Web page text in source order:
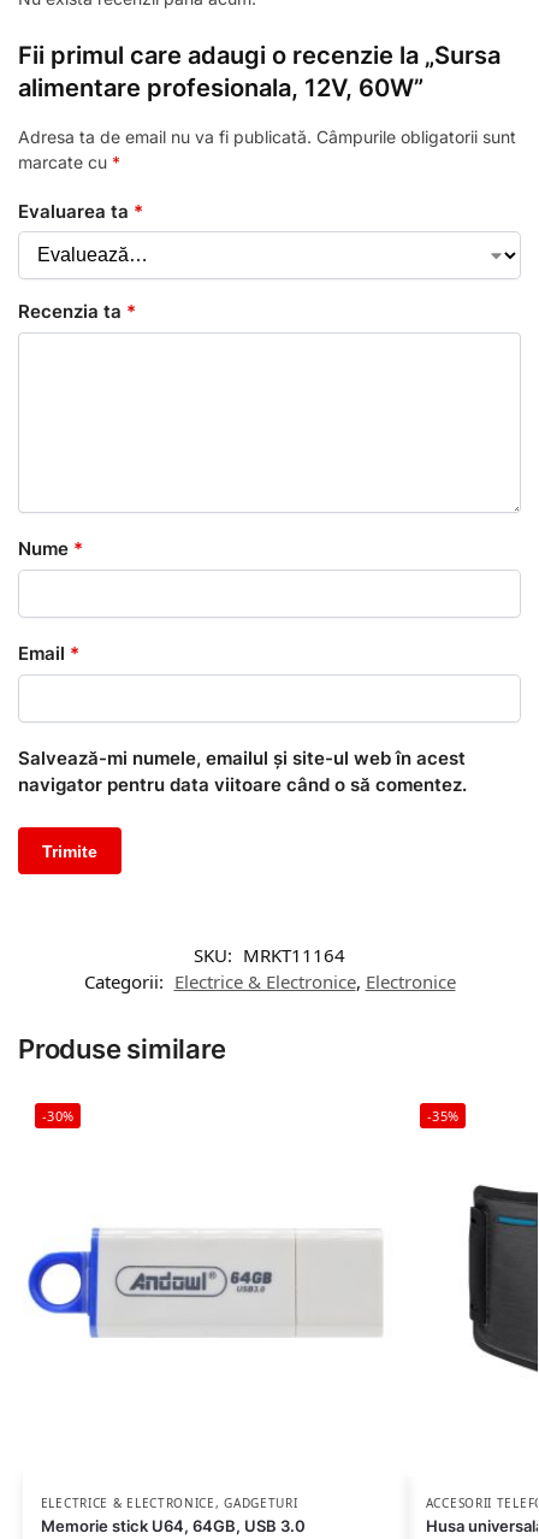
Fii primul care adaugi o recenzie la „Sursa
alimentare profesionala, 12V, 60W”
Adresa ta de email nu va fi publicată. Câmpurile obligatorii sunt
marcate cu *
Evaluarea ta *
Recenzia ta *
Nume *
Email *
Salvează-mi numele, emailul și site-ul web în acest
navigator pentru data viitoare când o să comentez.
SKU: MRKT11164
Categorii: Electrice & Electronice, Electronice
Produse similare
-30%
ELECTRICE & ELECTRONICE,GADGETURI
Memorie stick U64, 64GB, USB 3.0
-35%
ACCESORII
Husa